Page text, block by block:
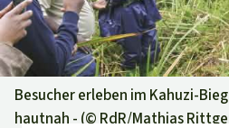
Projekte
Informieren
Allgemeine
Dringender
Besucher erleben im Kahuzi-
hautnah - (© RdR/Mathias